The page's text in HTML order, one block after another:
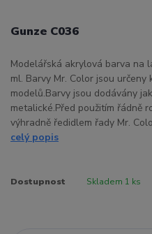
Gunze C036
Modelářská akrylová barva na
ml. Barvy Mr. Color jsou
modelů.Barvy jsou dodávány
metalické.Před použitím řádně
výhradně ředidlem řady Mr.
celý popis
Dostupnost Skladem 1 ks